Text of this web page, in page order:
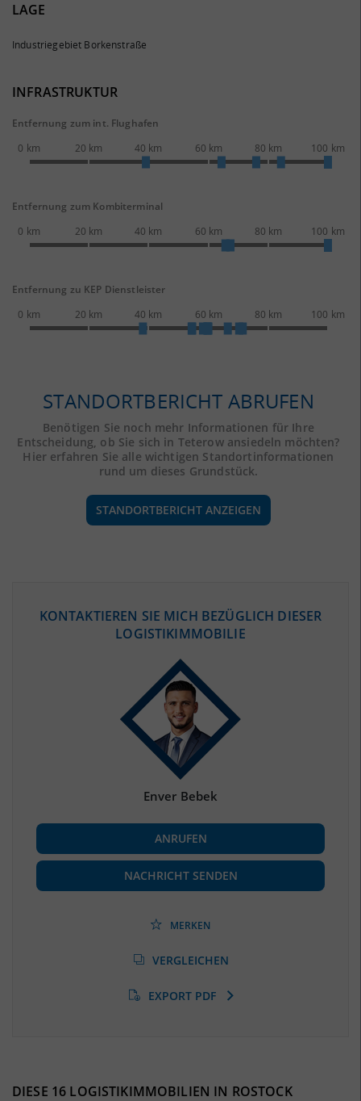
LAGE
Industriegebiet Borkenstraße
INFRASTRUKTUR
Entfernung zum int. Flughafen
0 km
20 km 40 km 60 km 80 km 100 km
Entfernung zum Kombiterminal
0 km
20 km 40 km 60 km 80 km 100 km
Entfernung zu KEP Dienstleister
0 km
20 km 40 km 60 km 80 km 100 km
STANDORTBERICHT ABRUFEN
Benötigen Sie noch mehr Informationen für Ihre
Entscheidung, ob Sie sich in Teterow ansiedeln möchten?
Hier erfahren Sie alle wichtigen Standortinformationen
rund um dieses Grundstück.
STANDORTBERICHT ANZEIGEN
(STAND: 12/2019)
(Landkreis / Kreisfreie Stadt)
BESCHÄFTIGUNG
Beschäftigte
(Landkreis / Kreisfreie Stadt)
83.246
(Landkreis / Kreisfreie Stadt)
(Stand: 01/2020)
KONTAKTIEREN SIE MICH BEZÜGLICH DIESER
LOGISTIKIMMOBILIE
Enver Bebek
ANRUFEN
NACHRICHT SENDEN
MERKEN
VERGLEICHEN
EXPORT PDF
DIESE 16 LOGISTIKIMMOBILIEN IN ROSTOCK